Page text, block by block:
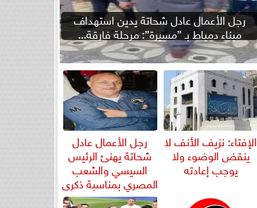
رجل الأعمال عادل شحاتة يدين استهداف
ميناء دمياط بـ ”مسيرة”: مرحلة فارقة...
الإفتاء: نزيف الأنف لا
ينقض الوضوء ولا
يوجب إعادته
رجل الأعمال عادل
شحاتة يهنئ الرئيس
السيسي والشعب
المصري بمناسبة ذكرى
ثورة...